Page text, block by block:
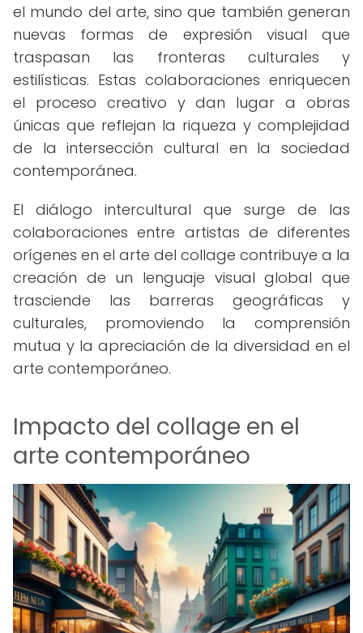
el mundo del arte, sino que también generan
nuevas formas de expresión visual que
traspasan las fronteras culturales y
estilísticas. Estas colaboraciones enriquecen
el proceso creativo y dan lugar a obras
únicas que reflejan la riqueza y complejidad
de la intersección cultural en la sociedad
contemporánea.
El diálogo intercultural que surge de las
colaboraciones entre artistas de diferentes
orígenes en el arte del collage contribuye a la
creación de un lenguaje visual global que
trasciende las barreras geográficas y
culturales, promoviendo la comprensión
mutua y la apreciación de la diversidad en el
arte contemporáneo.
Impacto del collage en el
arte contemporáneo